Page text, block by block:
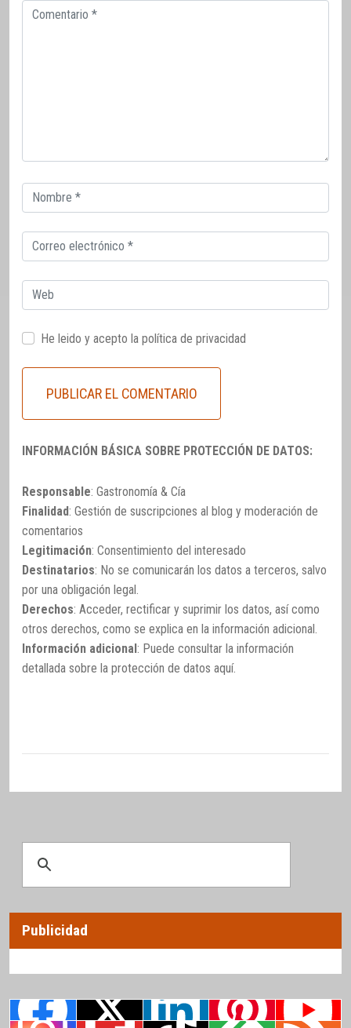
Comentario
Correo
electrónico
Correo
electrónico
Web
He leido y acepto la política de privacidad
INFORMACIÓN BÁSICA SOBRE PROTECCIÓN DE DATOS:
Responsable: Gastronomía & Cía
Finalidad: Gestión de suscripciones al blog y moderación de
comentarios
Legitimación: Consentimiento del interesado
Destinatarios: No se comunicarán los datos a terceros, salvo
por una obligación legal.
Derechos: Acceder, rectificar y suprimir los datos, así como
otros derechos, como se explica en la información adicional.
Información adicional: Puede consultar la información
detallada sobre la protección de datos aquí.
Publicidad